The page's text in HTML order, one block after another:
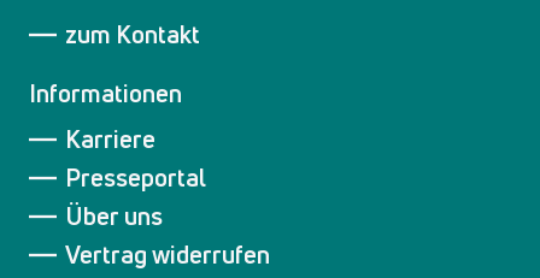
zum Kontakt
Informationen
Karriere
Presseportal
Über uns
Vertrag widerrufen